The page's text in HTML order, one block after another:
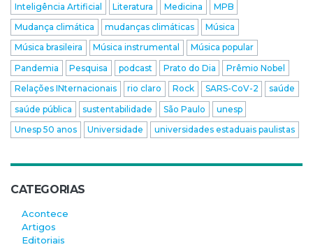
Inteligência Artificial
Literatura Medicina
MPB
Mudança climática
mudanças climáticas
Música
Música brasileira
Música instrumental
Música popular
Pandemia
Pesquisa podcast Prato do Dia
Prêmio Nobel
Relações INternacionais
rio claro Rock SARS-CoV-2
saúde
saúde pública
sustentabilidade São Paulo
unesp
Unesp 50 anos
Universidade universidades estaduais paulistas
CATEGORIAS
Acontece
Artigos
Editoriais